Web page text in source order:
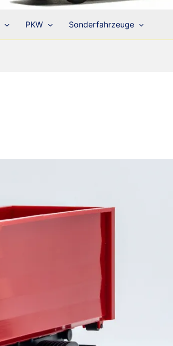
PKW Sonderfahrzeuge